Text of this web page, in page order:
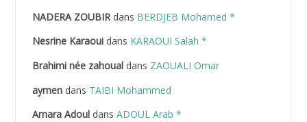
ABDELHAFID Lakhdar
ABDELLI Mohamed
NADERA ZOUBIRdans BERDJEB Mohamed *
Nesrine Karaouidans KARAOUI Salah *
Brahimi née zahoualdans ZAOUALI Omar
aymendans TAIBI Mohammed
Amara Adouldans ADOUL Arab *